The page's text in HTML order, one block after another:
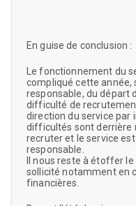
En guise de conclusion :
Le fonctionnement du
compliqué cette année,
responsable, du départ
difficulté de
direction du service par
difficultés sont derrière
recruter et le service
responsable.
Il nous reste à étoffer
sollicité notamment en
financières.